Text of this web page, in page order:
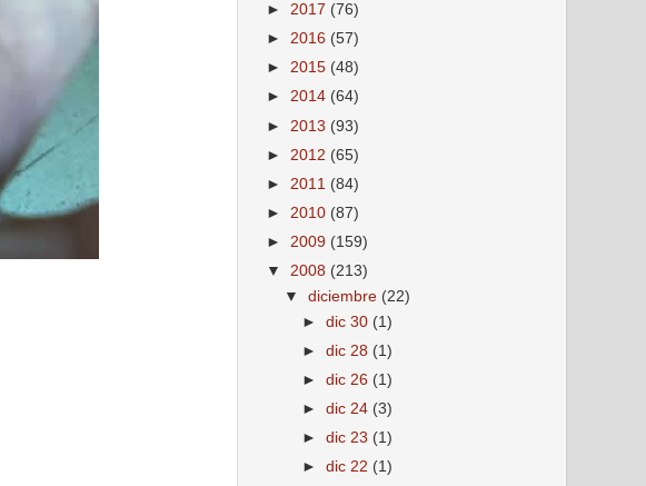
► 2017 (76)
► 2016 (57)
► 2015 (48)
► 2014 (64)
► 2013 (93)
► 2012 (65)
► 2011 (84)
► 2010 (87)
► 2009 (159)
▼ 2008 (213)
▼diciembre (22)
►dic 30 (1)
►dic 28 (1)
►dic 26 (1)
►dic 24 (3)
►dic 23 (1)
►dic 22 (1)